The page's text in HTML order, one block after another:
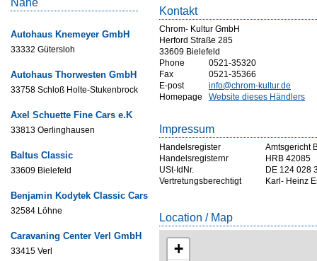
Nähe
Autohaus Knemeyer GmbH
33332 Gütersloh
Autohaus Thorwesten GmbH
33758 Schloß Holte-Stukenbrock
Axel Schuette Fine Cars e.K
33813 Oerlinghausen
Baltus Classic
33609 Bielefeld
Benjamin Kodytek Classic Cars
32584 Löhne
Caravaning Center Verl GmbH
33415 Verl
Kontakt
Chrom- Kultur GmbH
Herford Straße 285
33609 Bielefeld
Phone
0521-35320
Fax
0521-35366
E-post
info@chrom-kultur.de
Homepage
Website dieses Händlers
Impressum
Handelsregister
Amtsgericht
Handelsregisternr
HRB 42085
USt-IdNr.
DE 124 028
Vertretungsberechtigt
Karl- Heinz
Location / Map
+